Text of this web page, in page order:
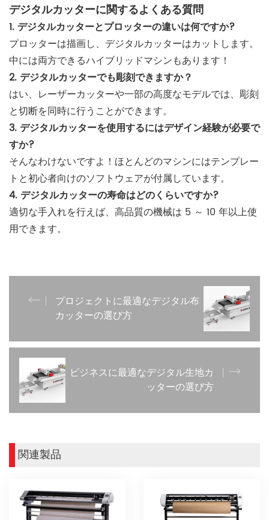
デジタルカッターに関するよくある質問
1. デジタルカッターとプロッターの違いは何ですか?
プロッターは描画し、デジタルカッターはカットします。
中には両方できるハイブリッドマシンもあります！
2. デジタルカッターでも彫刻できますか？
はい、レーザーカッターや一部の高度なモデルでは、彫刻
と切断を同時に行うことができます。
3. デジタルカッターを使用するにはデザイン経験が必要で
すか?
そんなわけないですよ！ほとんどのマシンにはテンプレー
トと初心者向けのソフトウェアが付属しています。
4. デジタルカッターの寿命はどのくらいですか?
適切な手入れを行えば、高品質の機械は 5 ～ 10 年以上使
用できます。
プロジェクトに最適なデジタル布
カッターの選び方
ビジネスに最適なデジタル生地カ
ッターの選び方
関連製品